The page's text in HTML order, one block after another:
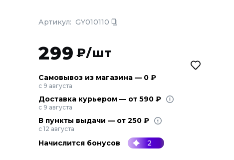
Артикул: GY010110
299 ₽/шт
Самовывоз из магазина — 0 ₽
с 9 августа
Доставка курьером — от 590 ₽
с 9 августа
В пункты выдачи — от 250 ₽
с 12 августа
Начислится бонусов 2